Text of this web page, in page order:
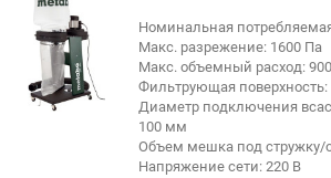
Номинальная
Макс. разрежение: 1600 Па
Макс. объемный расход:
Фильтрующая
Диаметр подключения
100 мм
Объем мешка под стружку/
Напряжение сети: 220 В